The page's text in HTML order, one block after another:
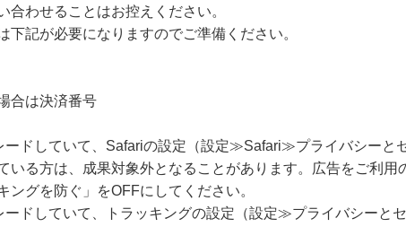
わせることはお控えください。
下記が必要になりますのでご準備ください。
合は決済番号
ドしていて、Safariの設定（設定≫Safari≫プライバシーと
いる方は、成果対象外となることがあります。広告をご利用
ングを防ぐ」をOFFにしてください。
ドしていて、トラッキングの設定（設定≫プライバシーと